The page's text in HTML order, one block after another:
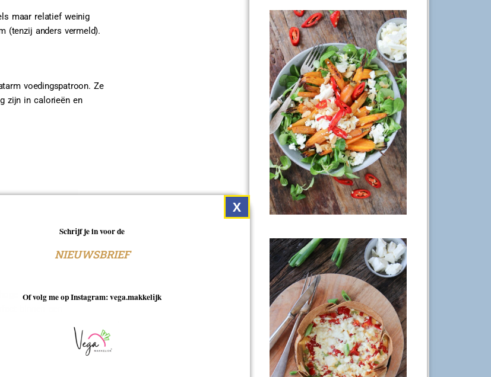
maar relatief weinig
(tenzij anders vermeld).
voedingspatroon. Ze
zijn in calorieën en
vezel- en eiwitgehalte
binnen een
Schrijf je in voor de
NIEUWSBRIEF
Of volg me op Instagram: vega.makkelijk